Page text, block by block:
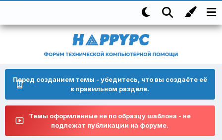
Перед созданием темы - убедитесь, что вы создаёте её
в правильном разделе.
Темы оформленные не по образцу шаблона - не
подлежат публикации на форуме.